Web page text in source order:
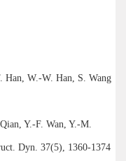
W.-W. Han, S. Wang
Y.-F. Wan, Y.-M.
Dyn. 37(5), 1360-1374